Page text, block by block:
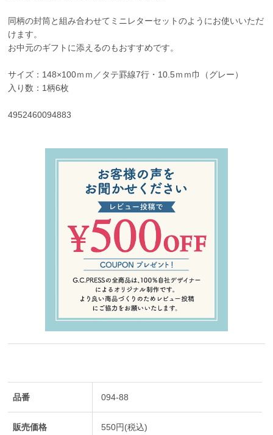
同柄の封筒と組み合わせてミニレターセットのようにお使いいただ
けます。
お中元のギフトに添えるのもおすすめです。
サイズ：148×100ｍｍ／タテ罫線7行・10.5ｍｍ巾（グレー）
入り数：1柄6枚
4952460094883
品番 094-88
販売価格 550円(税込)